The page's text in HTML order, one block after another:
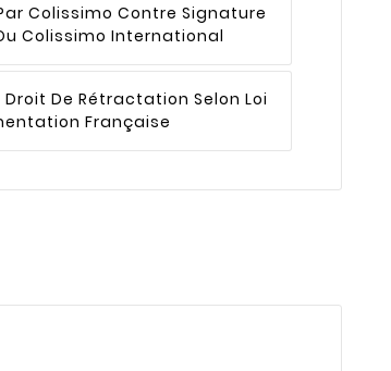
Colissimo Contre Signature
Colissimo International
Droit De Rétractation Selon Loi
Française